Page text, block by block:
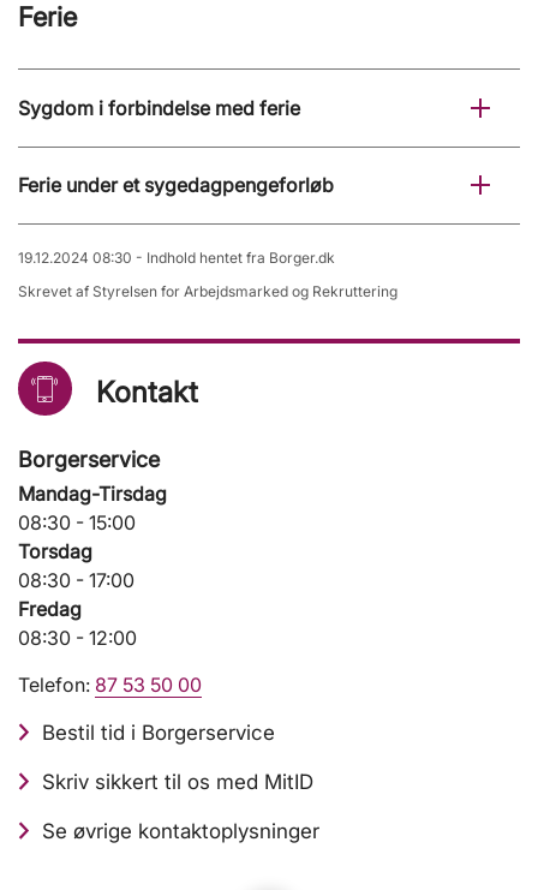
Ferie
Sygdom i forbindelse med ferie
Ferie under et sygedagpengeforløb
19.12.2024 08:30 - Indhold hentet fra Borger.dk
Skrevet af Styrelsen for Arbejdsmarked og Rekruttering
Kontakt
Borgerservice
Mandag-Tirsdag
08:30 - 15:00
Torsdag
08:30 - 17:00
Fredag
08:30 - 12:00
Telefon: 87 53 50 00
Bestil tid i Borgerservice
Skriv sikkert til os med MitID
Se øvrige kontaktoplysninger